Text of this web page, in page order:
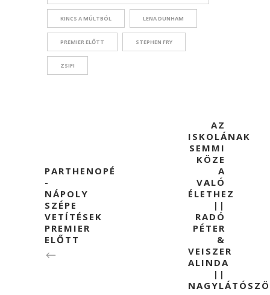
KINCS A MÚLTBÓL LENA DUNHAM
PREMIER ELŐTT STEPHEN FRY
ZSIFI
PARTHENOPÉ
-
NÁPOLY
SZÉPE
VETÍTÉSEK
PREMIER
ELŐTT
AZ
ISKOLÁNAK
SEMMI
KÖZE
A
VALÓ
ÉLETHEZ
||
RADÓ
PÉTER
&
VEISZER
ALINDA
||